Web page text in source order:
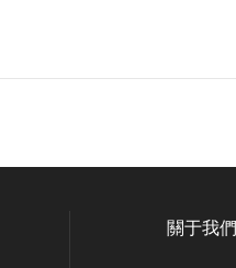
關于我們